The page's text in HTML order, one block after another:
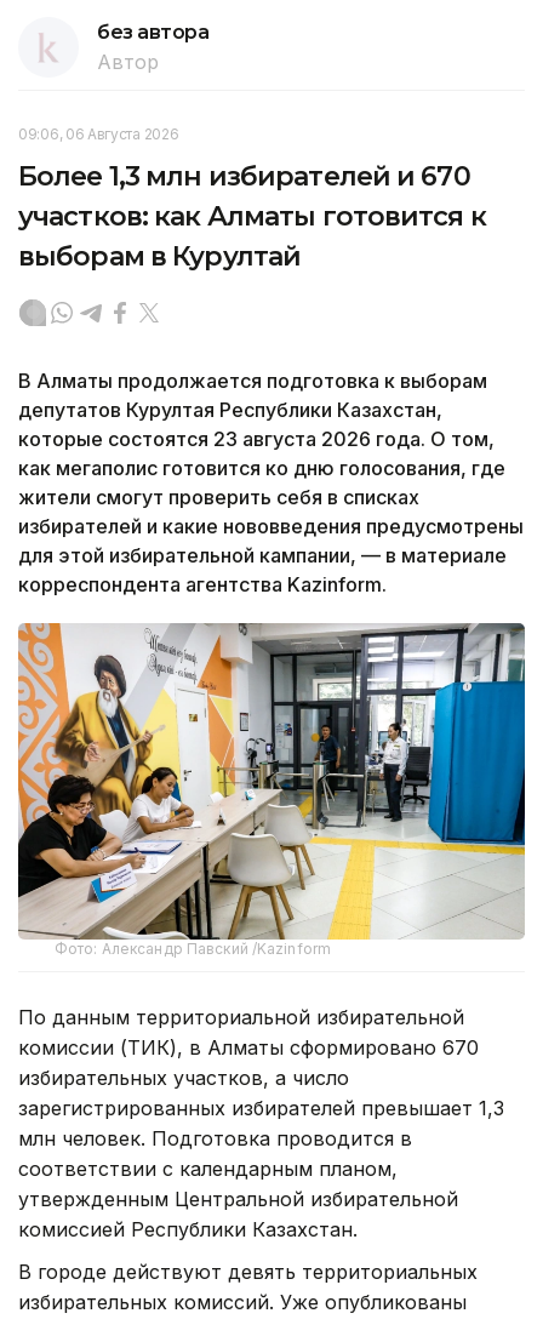
без автора
Автор
09:06, 06 Августа 2026
Более 1,3 млн избирателей и 670
участков: как Алматы готовится к
выборам в Курултай
В Алматы продолжается подготовка к выборам
депутатов Курултая Республики Казахстан,
которые состоятся 23 августа 2026 года. О том,
как мегаполис готовится ко дню голосования, где
жители смогут проверить себя в списках
избирателей и какие нововведения предусмотрены
для этой избирательной кампании, — в материале
корреспондента агентства Kazinform.
Фото: Александр Павский /Kazinform
По данным территориальной избирательной
комиссии (ТИК), в Алматы сформировано 670
избирательных участков, а число
зарегистрированных избирателей превышает 1,3
млн человек. Подготовка проводится в
соответствии с календарным планом,
утвержденным Центральной избирательной
комиссией Республики Казахстан.
В городе действуют девять территориальных
избирательных комиссий. Уже опубликованы